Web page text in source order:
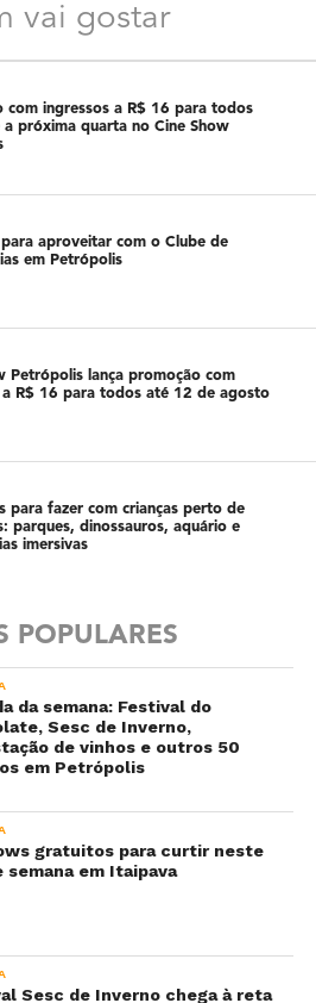
vai gostar
com ingressos a R$ 16 para todos
a próxima quarta no Cine Show
aproveitar com o Clube de
em Petrópolis
Petrópolis lança promoção com
a R$ 16 para todos até 12 de agosto
para fazer com crianças perto de
parques, dinossauros, aquário e
imersivas
POPULARES
da semana: Festival do
Sesc de Inverno,
de vinhos e outros 50
em Petrópolis
gratuitos para curtir neste
semana em Itaipava
Sesc de Inverno chega à reta